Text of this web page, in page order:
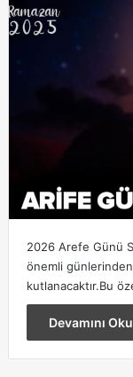
2026 Arefe Günü
önemli
kutlanacaktır.Bu
Devamını